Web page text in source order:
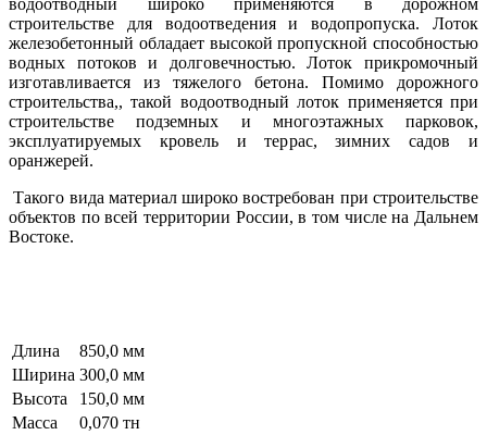
водоотводный широко применяются в дорожном
строительстве для водоотведения и водопропуска. Лоток
железобетонный обладает высокой пропускной способностью
водных потоков и долговечностью. Лоток прикромочный
изготавливается из тяжелого бетона. Помимо дорожного
строительства,, такой водоотводный лоток применяется при
строительстве подземных и многоэтажных парковок,
эксплуатируемых кровель и террас, зимних садов и
оранжерей.
Такого вида материал широко востребован при строительстве
объектов по всей территории России, в том числе на Дальнем
Востоке.
Длина
850,0 мм
Ширина 300,0 мм
Высота
150,0 мм
Масса
0,070 тн